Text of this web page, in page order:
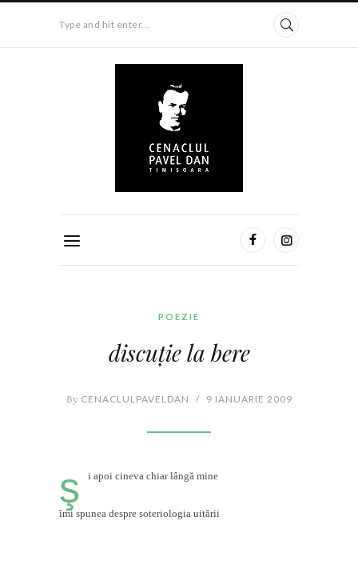
Type and hit enter...
POEZIE
discuţie la bere
By CENACLULPAVELDAN / 9 IANUARIE 2009
ş i apoi cineva chiar lângă mine
îmi spunea despre soteriologia uitării